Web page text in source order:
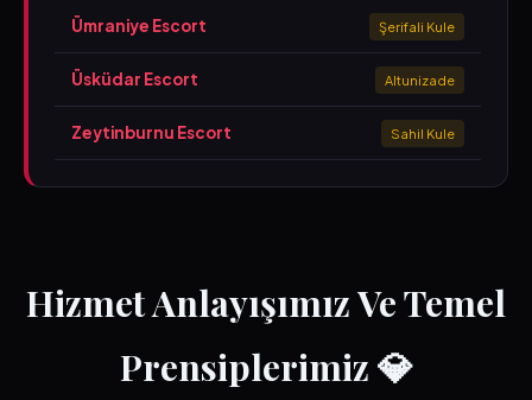
Ümraniye Escort Şerifali Kule
Üsküdar Escort Altunizade
Zeytinburnu Escort Sahil Kule
Hizmet Anlayışımız Ve Temel
Prensiplerimiz 💎